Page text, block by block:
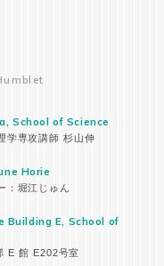
School of Science
学専攻講師 杉山伸
Horie
：堀江じゅん
Building E, School of
E 館 E202号室